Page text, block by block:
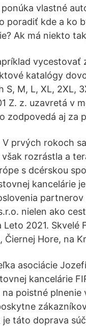
vlastné
poradiť kde a ko
Ak má niekto
katalógy
S, M, L, XL, 2XL,
Z. z. uzavretá v
zodpovedá aj za
prvých rokoch
rozrástla a
s dcérskou
kancelárie
nielen ako
2021. Skvelé
Čiernej Hore, na
asociácie
kancelárie
poistné
táto doprava